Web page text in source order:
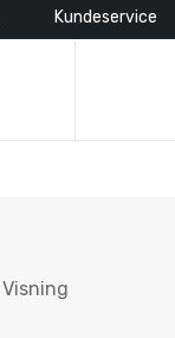
Kundeservice
Visning